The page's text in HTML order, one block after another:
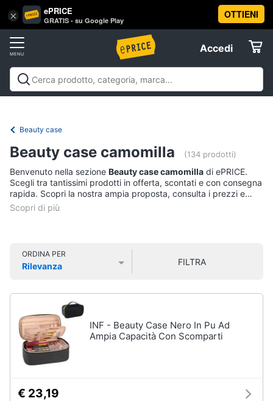
× ePRICE
GRATIS - su Google Play
OTTIENI
Accedi
Accedi
Registrati
Offerte
Informatica
Telefonia
Tv
Cinema
home
Videogiochi
Audio
Vai
al
Abbigliamento
Donna
donna
Cappotto
donna
Felpa
donna
Cravatta
Piumino
uomo
Beauty case
Beauty case camomilla (134 prodotti)
Benvenuto nella sezione Beauty case camomilla di ePRICE.
Scegli tra tantissimi prodotti in offerta, scontati e con consegna
rapida. Scopri la nostra ampia proposta, consulta i prezzi e
acquista comodamente online.
ORDINA PER
Rilevanza
FILTRA
INF - Beauty Case Nero In Pu Ad
Ampia Capacità Con Scomparti
€ 23,19